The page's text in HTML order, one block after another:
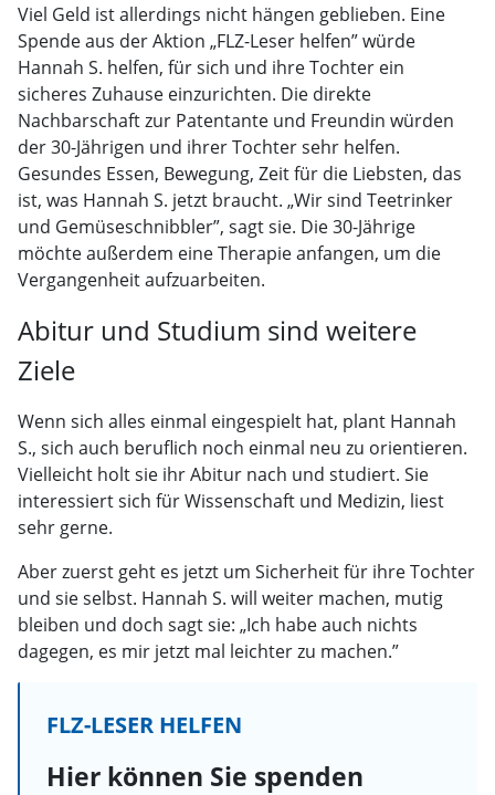
Viel Geld ist allerdings nicht hängen geblieben. Eine
Spende aus der Aktion „FLZ-Leser helfen” würde
Hannah S. helfen, für sich und ihre Tochter ein
sicheres Zuhause einzurichten. Die direkte
Nachbarschaft zur Patentante und Freundin würden
der 30-Jährigen und ihrer Tochter sehr helfen.
Gesundes Essen, Bewegung, Zeit für die Liebsten, das
ist, was Hannah S. jetzt braucht. „Wir sind Teetrinker
und Gemüseschnibbler”, sagt sie. Die 30-Jährige
möchte außerdem eine Therapie anfangen, um die
Vergangenheit aufzuarbeiten.
Abitur und Studium sind weitere
Ziele
Wenn sich alles einmal eingespielt hat, plant Hannah
S., sich auch beruflich noch einmal neu zu orientieren.
Vielleicht holt sie ihr Abitur nach und studiert. Sie
interessiert sich für Wissenschaft und Medizin, liest
sehr gerne.
Aber zuerst geht es jetzt um Sicherheit für ihre Tochter
und sie selbst. Hannah S. will weiter machen, mutig
bleiben und doch sagt sie: „Ich habe auch nichts
dagegen, es mir jetzt mal leichter zu machen.”
FLZ-LESER HELFEN
Hier können Sie spenden